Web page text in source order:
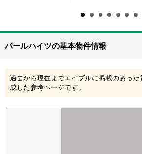
パールハイツの基本物件情報
過去から現在までエイブルに掲載のあっ
成した参考ページです。